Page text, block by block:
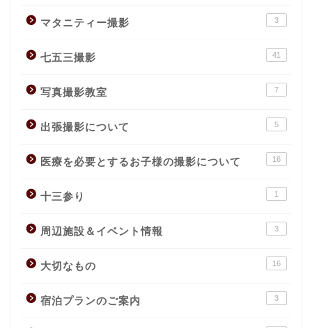
マタニティー撮影 3
七五三撮影 41
写真撮影教室 7
出張撮影について 5
医療を必要とするお子様の撮影について 16
十三参り 1
周辺施設＆イベント情報 3
大切なもの 16
宿泊プランのご案内 3